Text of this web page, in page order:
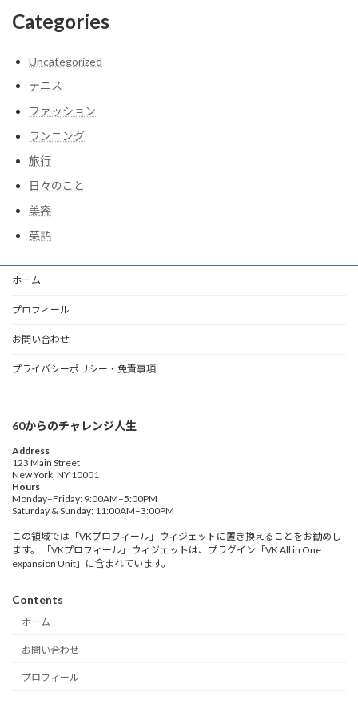
Categories
Uncategorized
テニス
ファッション
ランニング
旅行
日々のこと
美容
英語
ホーム
プロフィール
お問い合わせ
プライバシーポリシー・免責事項
60からのチャレンジ人生
Address
123 Main Street
New York, NY 10001
Hours
Monday–Friday: 9:00AM–5:00PM
Saturday & Sunday: 11:00AM–3:00PM
この領域では「VKプロフィール」ウィジェットに置き換えることをお勧めし
ます。 「VKプロフィール」ウィジェットは、プラグイン「VK All in One
expansion Unit」に含まれています。
Contents
ホーム
お問い合わせ
プロフィール